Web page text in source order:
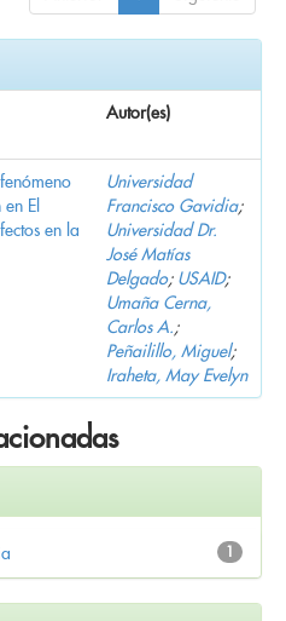
Autor(es)
El
en la
Universidad
Francisco Gavidia;
Universidad Dr.
José Matías
Delgado; USAID;
Umaña Cerna,
Carlos A.;
Peñailillo, Miguel;
Iraheta, May Evelyn
1